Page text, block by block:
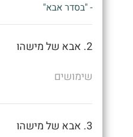
- "בסדר אבא"
2. אבא של מישהו
שימושים
3. אבא של מישהו